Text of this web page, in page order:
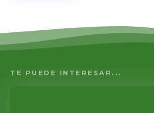
TE PUEDE INTERESAR...